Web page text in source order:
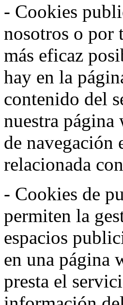
- Cookies
nosotros o por
más eficaz
hay en la
contenido del
nuestra página
de navegación
relacionada
- Cookies de
permiten la
espacios
en una página
presta el